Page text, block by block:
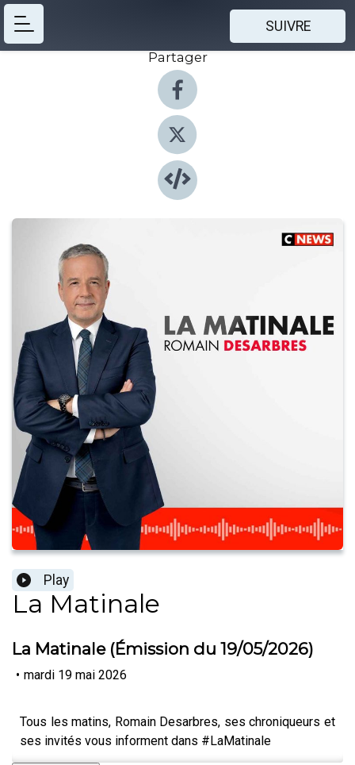
SUIVRE
Partager
Play
La Matinale
La Matinale (Émission du 19/05/2026)
• mardi 19 mai 2026
Tous les matins, Romain Desarbres, ses chroniqueurs et
ses invités vous informent dans #LaMatinale